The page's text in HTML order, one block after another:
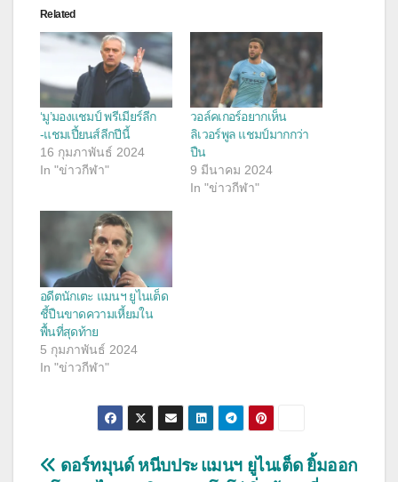
Related
‘มู’มองแชมป์ พรีเมียร์ลีก
-แชมเปี้ยนส์ลีกปีนี้
16 กุมภาพันธ์ 2024
In "ข่าวกีฬา"
วอล์คเกอร์อยากเห็น
ลิเวอร์พูล แชมป์มากกว่า
ปืน
9 มีนาคม 2024
In "ข่าวกีฬา"
อดีตนักเตะ แมนฯ ยูไนเต็ด
ชี้ปืนขาดความเหี้ยมใน
พื้นที่สุดท้าย
5 กุมภาพันธ์ 2024
In "ข่าวกีฬา"
แนะแนว
แมนฯ ยูไนเต็ด ยิ้มออก
ดอร์ทมุนด์ หนีบประ